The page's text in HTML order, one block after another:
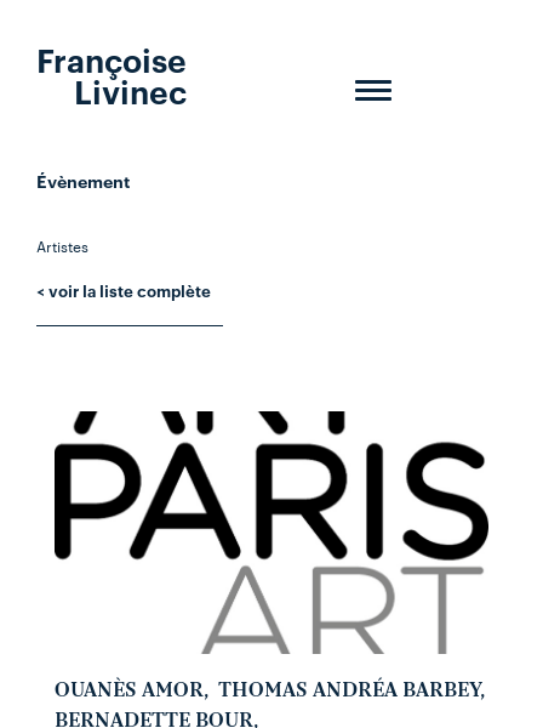
Toggle
Françoise
Livinec
Évènement
Artistes
< voir la liste complète
OUANÈS AMOR, THOMAS ANDRÉA BARBEY,
BERNADETTE BOUR,